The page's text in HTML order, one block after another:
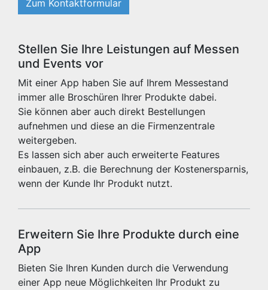
Zum Kontaktformular
Stellen Sie Ihre Leistungen auf Messen
und Events vor
Mit einer App haben Sie auf Ihrem Messestand
immer alle Broschüren Ihrer Produkte dabei.
Sie können aber auch direkt Bestellungen
aufnehmen und diese an die Firmenzentrale
weitergeben.
Es lassen sich aber auch erweiterte Features
einbauen, z.B. die Berechnung der Kostenersparnis,
wenn der Kunde Ihr Produkt nutzt.
Erweitern Sie Ihre Produkte durch eine
App
Bieten Sie Ihren Kunden durch die Verwendung
einer App neue Möglichkeiten Ihr Produkt zu